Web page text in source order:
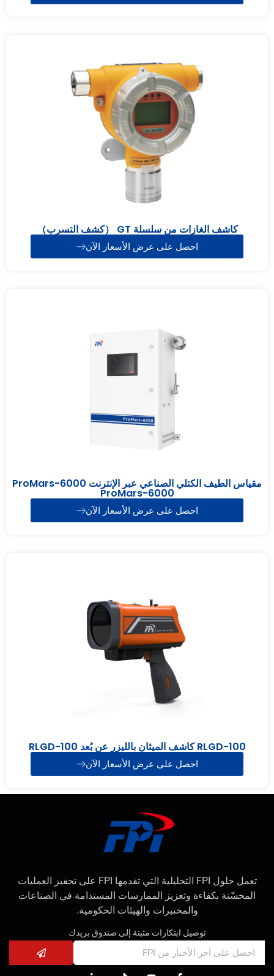
كاشف الغازات من سلسلة GT （كشف التسرب）
احصل على عرض الأسعار الآن
مقياس الطيف الكتلي الصناعي عبر الإنترنت ProMars-6000
ProMars-6000
احصل على عرض الأسعار الآن
RLGD-100 كاشف الميثان بالليزر عن بُعد RLGD-100
احصل على عرض الأسعار الآن
تعمل حلول FPI التحليلية التي تقدمها FPI على تحفيز العمليات
المحسّنة بكفاءة وتعزيز الممارسات المستدامة في الصناعات
والمختبرات والهيئات الحكومية.
توصيل ابتكارات مثبتة إلى صندوق بريدك